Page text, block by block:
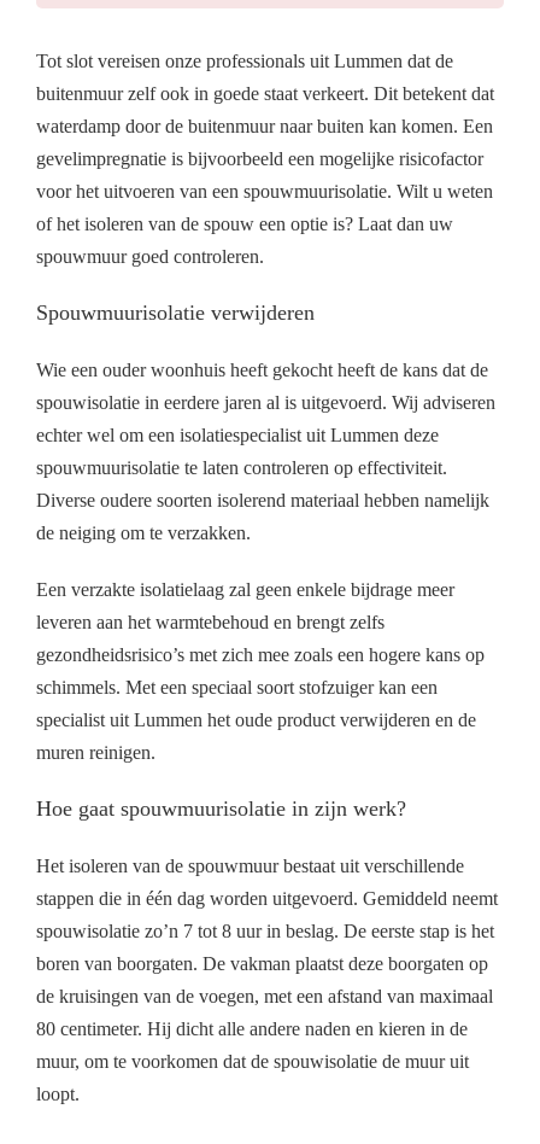
Tot slot vereisen onze professionals uit Lummen dat de
buitenmuur zelf ook in goede staat verkeert. Dit betekent dat
waterdamp door de buitenmuur naar buiten kan komen. Een
gevelimpregnatie is bijvoorbeeld een mogelijke risicofactor
voor het uitvoeren van een spouwmuurisolatie. Wilt u weten
of het isoleren van de spouw een optie is? Laat dan uw
spouwmuur goed controleren.
Spouwmuurisolatie verwijderen
Wie een ouder woonhuis heeft gekocht heeft de kans dat de
spouwisolatie in eerdere jaren al is uitgevoerd. Wij adviseren
echter wel om een isolatiespecialist uit Lummen deze
spouwmuurisolatie te laten controleren op effectiviteit.
Diverse oudere soorten isolerend materiaal hebben namelijk
de neiging om te verzakken.
Een verzakte isolatielaag zal geen enkele bijdrage meer
leveren aan het warmtebehoud en brengt zelfs
gezondheidsrisico’s met zich mee zoals een hogere kans op
schimmels. Met een speciaal soort stofzuiger kan een
specialist uit Lummen het oude product verwijderen en de
muren reinigen.
Hoe gaat spouwmuurisolatie in zijn werk?
Het isoleren van de spouwmuur bestaat uit verschillende
stappen die in één dag worden uitgevoerd. Gemiddeld neemt
spouwisolatie zo’n 7 tot 8 uur in beslag. De eerste stap is het
boren van boorgaten. De vakman plaatst deze boorgaten op
de kruisingen van de voegen, met een afstand van maximaal
80 centimeter. Hij dicht alle andere naden en kieren in de
muur, om te voorkomen dat de spouwisolatie de muur uit
loopt.